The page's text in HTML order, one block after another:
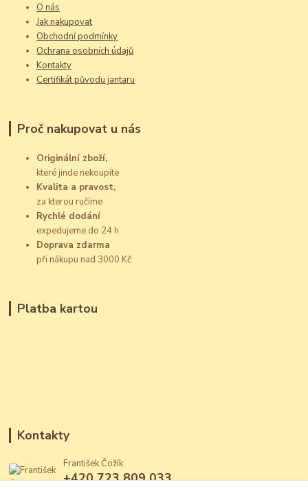
O nás
Jak nakupovat
Obchodní podmínky
Ochrana osobních údajů
Kontakty
Certifikát původu jantaru
Proč nakupovat u nás
Originální zboží,
které jinde nekoupíte
Kvalita a pravost,
za kterou ručíme
Rychlé dodání
expedujeme do 24 h
Doprava zdarma
při nákupu nad 3000 Kč
Platba kartou
Kontakty
František Čožík
+420 723 809 033